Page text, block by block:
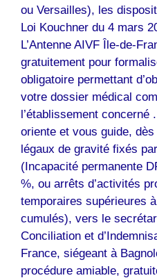
ou Versailles), les
Loi Kouchner du 4 mars
L’Antenne AIVF Île-de-
gratuitement pour
obligatoire permettant
votre dossier médical
l’établissement concerné
oriente et vous guide,
légaux de gravité fixés
(Incapacité permanente
%, ou arrêts d’activités
temporaires supérieures
cumulés), vers le
Conciliation et
France, siégeant à
procédure amiable,